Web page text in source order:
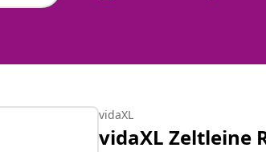
vidaXL
vidaXL Zeltleine